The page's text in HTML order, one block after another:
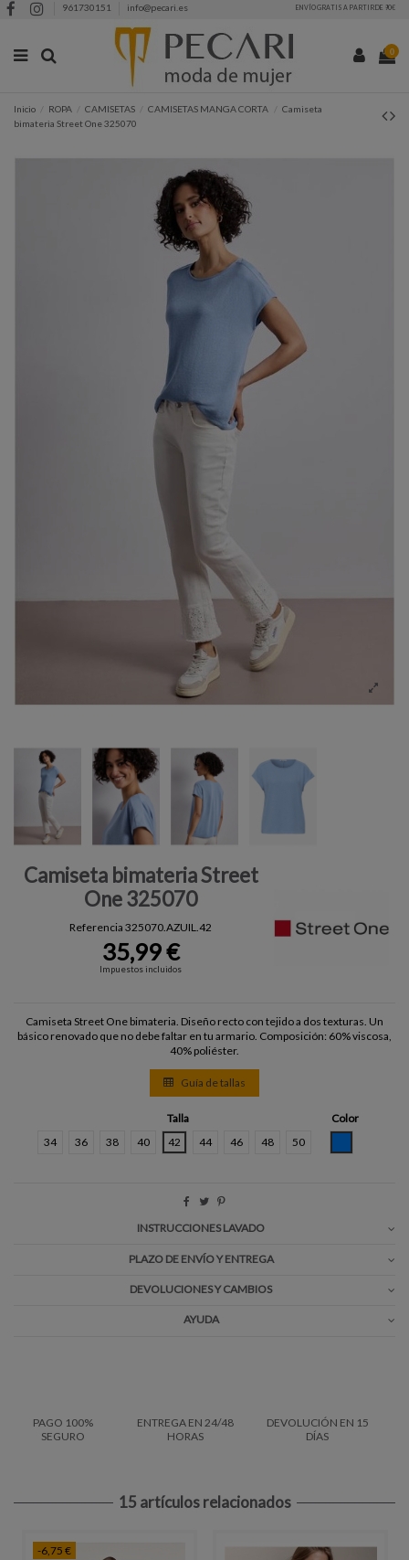
961730151 info@pecari.es ENVÍO GRATIS A PARTIR DE 90€
0
Inicio ROPA CAMISETAS CAMISETAS MANGA CORTA
Camiseta
bimateria Street One 325070
Camiseta bimateria Street
One 325070
Referencia 325070.AZUIL.42
35,99 €
Impuestos incluidos
Camiseta Street One bimateria. Diseño recto con tejido a dos texturas. Un
básico renovado que no debe faltar en tu armario. Composición: 60% viscosa,
40% poliéster.
Guía de tallas
Talla
34
36 38 40 42 44 46 48 50
Color
INSTRUCCIONES LAVADO
PLAZO DE ENVÍO Y ENTREGA
DEVOLUCIONES Y CAMBIOS
AYUDA
PAGO 100%
SEGURO
ENTREGA EN 24/48
HORAS
DEVOLUCIÓN EN 15
DÍAS
15 artículos relacionados
-6,75 €